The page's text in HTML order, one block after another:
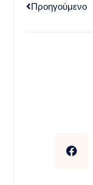
Προηγούμενο